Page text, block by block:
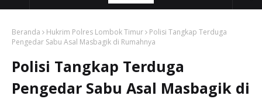
Beranda Hukrim Polres Lombok Timur
Polisi Tangkap Terduga
Pengedar Sabu Asal Masbagik di Rumahnya
Polisi Tangkap Terduga
Pengedar Sabu Asal Masbagik di